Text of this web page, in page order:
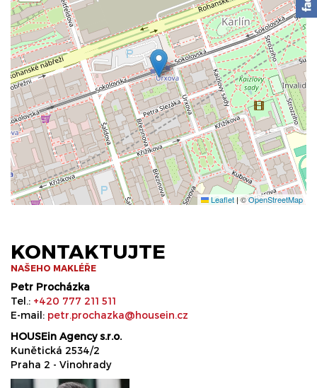
Leaflet | ©OpenStreetMap
KONTAKTUJTE
NAŠEHO MAKLÉŘE
Petr Procházka
Tel.: +420 777 211 511
E-mail: petr.prochazka@housein.cz
HOUSEin Agency s.r.o.
Kunětická 2534/2
Praha 2 - Vinohrady